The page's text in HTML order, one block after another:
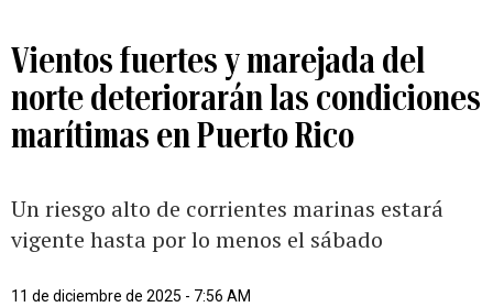
Vientos fuertes y marejada del
norte deteriorarán las condiciones
marítimas en Puerto Rico
Un riesgo alto de corrientes marinas estará
vigente hasta por lo menos el sábado
11 de diciembre de 2025 - 7:56 AM